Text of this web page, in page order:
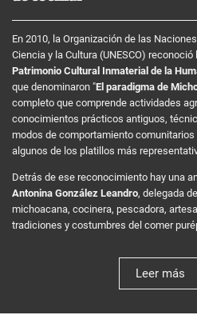
En 2010, la Organización de las
Ciencia y la Cultura (UNESCO)
Patrimonio Cultural Inmaterial de la
que denominaron "El paradigma de
completo que comprende actividades
conocimientos prácticos antiguos,
modos de comportamiento
algunos de los platillos más
Detrás de ese reconocimiento hay una
Antonina González Leandro, delegada
michoacana, cocinera, pescadora,
tradiciones y costumbres del comer
Leer más